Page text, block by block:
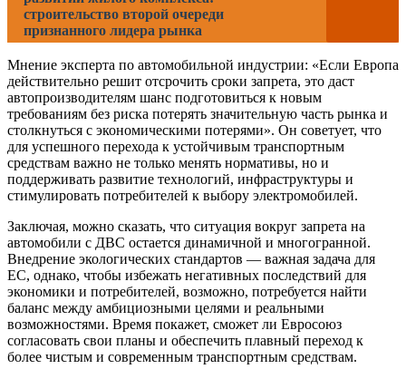
строительство второй очереди
признанного лидера рынка
Мнение эксперта по автомобильной индустрии: «Если Европа
действительно решит отсрочить сроки запрета, это даст
автопроизводителям шанс подготовиться к новым
требованиям без риска потерять значительную часть рынка и
столкнуться с экономическими потерями». Он советует, что
для успешного перехода к устойчивым транспортным
средствам важно не только менять нормативы, но и
поддерживать развитие технологий, инфраструктуры и
стимулировать потребителей к выбору электромобилей.
Заключая, можно сказать, что ситуация вокруг запрета на
автомобили с ДВС остается динамичной и многогранной.
Внедрение экологических стандартов — важная задача для
ЕС, однако, чтобы избежать негативных последствий для
экономики и потребителей, возможно, потребуется найти
баланс между амбициозными целями и реальными
возможностями. Время покажет, сможет ли Евросоюз
согласовать свои планы и обеспечить плавный переход к
более чистым и современным транспортным средствам.